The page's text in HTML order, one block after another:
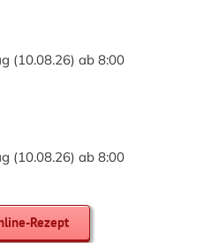
(10.08.26) ab 8:00
(10.08.26) ab 8:00
Rezept